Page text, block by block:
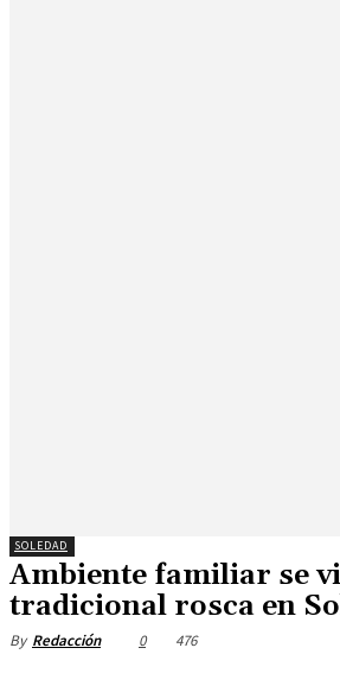
SOLEDAD
Ambiente familiar se
tradicional rosca en
By Redacción 0 476